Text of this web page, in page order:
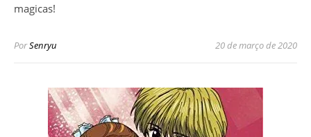
magicas!
PorSenryu 20 de março de 2020